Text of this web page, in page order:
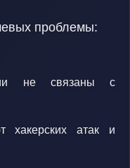
проблемы:
не связаны с
хакерских атак и